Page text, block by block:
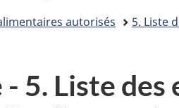
autorisés
5. Liste
5. Liste